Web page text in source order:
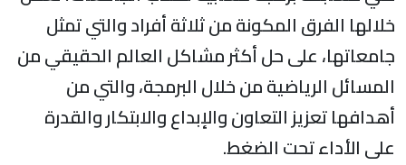
خلالها الفرق المكونة من ثلاثة أفراد والتي تمثل
جامعاتها، على حل أكثر مشاكل العالم الحقيقي من
المسائل الرياضية من خلال البرمجة، والتي من
أهدافها تعزيز التعاون والإبداع والابتكار والقدرة
على الأداء تحت الضغط.